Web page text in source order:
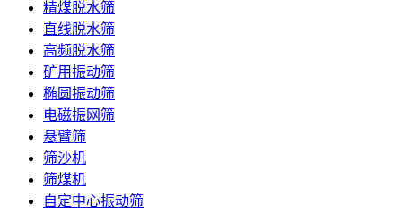
精煤脱水筛
直线脱水筛
高频脱水筛
矿用振动筛
椭圆振动筛
电磁振网筛
悬臂筛
筛沙机
筛煤机
自定中心振动筛